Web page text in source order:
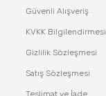
Güvenli Alışveriş
KVKK Bilgilendirmesi
Gizlilik Sözleşmesi
Satış Sözleşmesi